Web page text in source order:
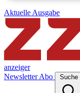
Aktuelle Ausgabe
anzeiger
Newsletter Abo Suche